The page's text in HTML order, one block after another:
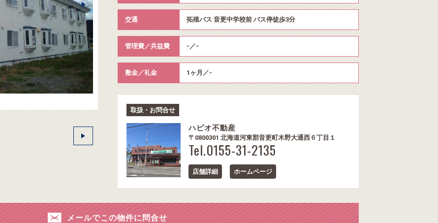
交通 拓殖バス 音更中学校前 バス停徒歩3分
管理費／共益費 -／-
敷金／礼金 1ヶ月／-
取扱・お問合せ
ハピオ不動産
〒0800301 北海道河東郡音更町木野大通西６丁目１
Tel.0155-31-2135
店舗詳細 ホームページ
メールでこの物件に問合せ